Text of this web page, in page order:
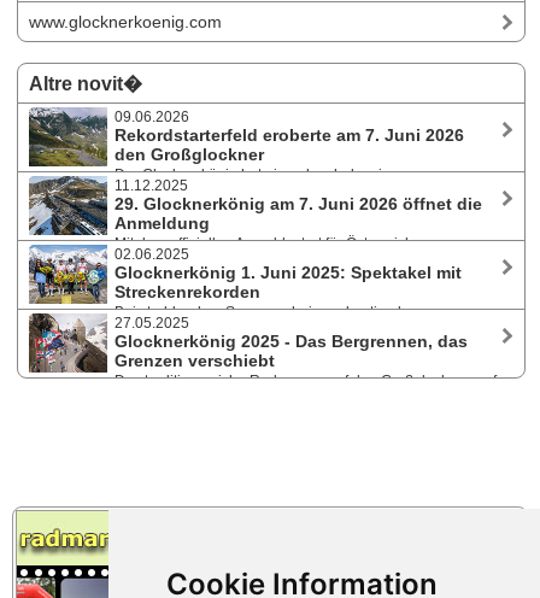
www.glocknerkoenig.com
Altre novit�
09.06.2026
Rekordstarterfeld eroberte am 7. Juni 2026
den Großglockner
Der Glocknerkönig hat einmal mehr bewiesen, warum er
zu den legendärsten Bergrennen Europas zählt. Mit rund 3.000
Teilnehmer:innen aus 37 Nationen verzeichnete die Veranstaltung
einen neuen Teilnehmerrekord auf der autofreien Großglockner
Hochalpenstraße.
11.12.2025
29. Glocknerkönig am 7. Juni 2026 öffnet die
Anmeldung
Mit dem offiziellen Anmeldestart für Österreichs
legendäres Bergrennen beginnt für viele Radsportbegeisterte der Weg
hinauf auf die Großglockner Hochalpenstraße - dorthin, wo jedes Jahr
Hobbyfahrer, Amateurathleten und ambitionierte Bergspezialisten Seite
an Seite an ihre Grenzen gehen.
02.06.2025
Glocknerkönig 1. Juni 2025: Spektakel mit
Streckenrekorden
Bei strahlendem Sonnenschein und optimalen
Bedingungen nahmen rund 2.300 Radsportbegeisterte aus über 30
Nationen bei der 28. Auflage des legendären Bergrennens auf der
Großglockner Hochalpenstraße teil. Der nächste Glocknerkönig ist am
27.05.2025
Glocknerkönig 2025 - Das Bergrennen, das
Grenzen verschiebt
Das traditionsreiche Radrennen auf den Großglockner, auf